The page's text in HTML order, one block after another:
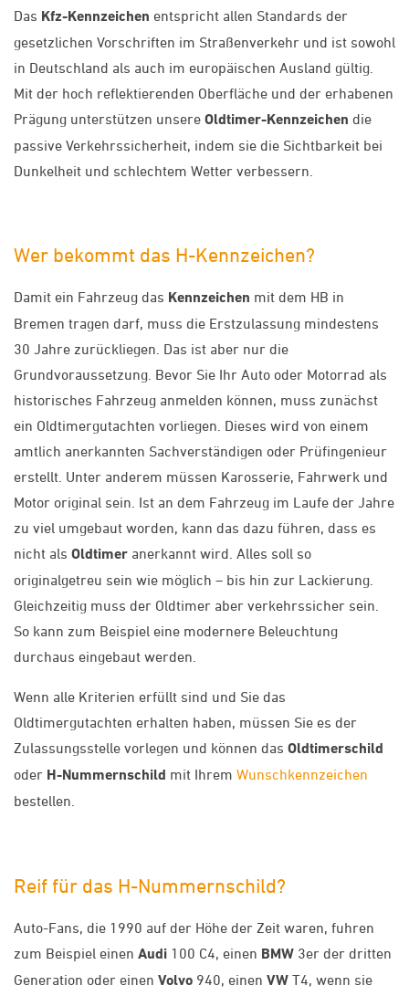
Das Kfz-Kennzeichen entspricht allen Standards der
gesetzlichen Vorschriften im Straßenverkehr und ist sowohl
in Deutschland als auch im europäischen Ausland gültig.
Mit der hoch reflektierenden Oberfläche und der erhabenen
Prägung unterstützen unsere Oldtimer-Kennzeichen die
passive Verkehrssicherheit, indem sie die Sichtbarkeit bei
Dunkelheit und schlechtem Wetter verbessern.
Wer bekommt das H-Kennzeichen?
Damit ein Fahrzeug das Kennzeichen mit dem HB in
Bremen tragen darf, muss die Erstzulassung mindestens
30 Jahre zurückliegen. Das ist aber nur die
Grundvoraussetzung. Bevor Sie Ihr Auto oder Motorrad als
historisches Fahrzeug anmelden können, muss zunächst
ein Oldtimergutachten vorliegen. Dieses wird von einem
amtlich anerkannten Sachverständigen oder Prüfingenieur
erstellt. Unter anderem müssen Karosserie, Fahrwerk und
Motor original sein. Ist an dem Fahrzeug im Laufe der Jahre
zu viel umgebaut worden, kann das dazu führen, dass es
nicht als Oldtimer anerkannt wird. Alles soll so
originalgetreu sein wie möglich – bis hin zur Lackierung.
Gleichzeitig muss der Oldtimer aber verkehrssicher sein.
So kann zum Beispiel eine modernere Beleuchtung
durchaus eingebaut werden.
Wenn alle Kriterien erfüllt sind und Sie das
Oldtimergutachten erhalten haben, müssen Sie es der
Zulassungsstelle vorlegen und können das Oldtimerschild
oder H-Nummernschild mit Ihrem Wunschkennzeichen
bestellen.
Reif für das H-Nummernschild?
Auto-Fans, die 1990 auf der Höhe der Zeit waren, fuhren
zum Beispiel einen Audi 100 C4, einen BMW 3er der dritten
Generation oder einen Volvo 940, einen VW T4, wenn sie